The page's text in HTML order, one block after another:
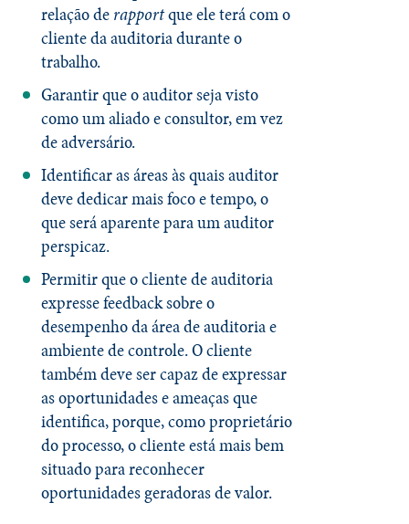
relação derapportque ele terá com o
cliente da auditoria durante o
trabalho.
Garantir que o auditor seja visto
como um aliado e consultor, em vez
de adversário.
Identificar as áreas às quais auditor
deve dedicar mais foco e tempo, o
que será aparente para um auditor
perspicaz.
Permitir que o cliente de auditoria
expresse feedback sobre o
desempenho da área de auditoria e
ambiente de controle. O cliente
também deve ser capaz de expressar
as oportunidades e ameaças que
identifica, porque, como proprietário
do processo, o cliente está mais bem
situado para reconhecer
oportunidades geradoras de valor.